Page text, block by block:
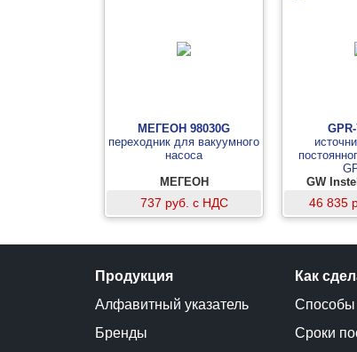
МЕГЕОН 98030G
переходник для вакуумного
насоса
МЕГЕОН
737 руб. с НДС
GW
46 835
Продукция
Алфавитный указатель
Бренды
Как
Способы
Сроки